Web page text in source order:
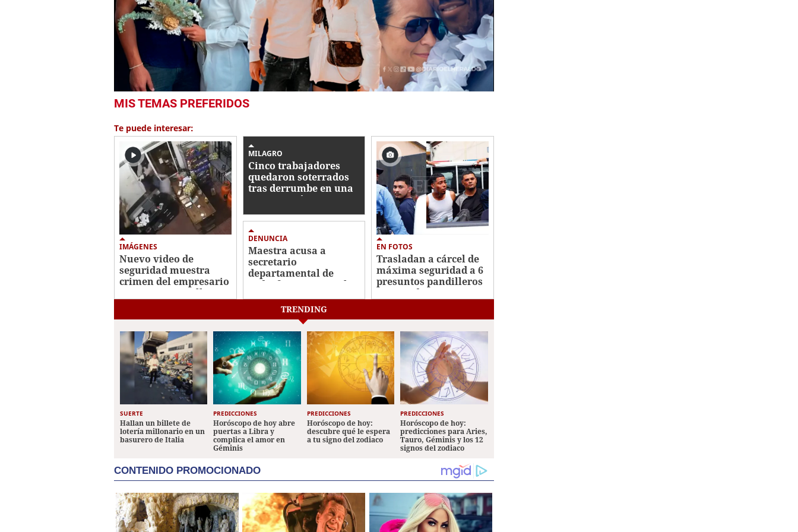
seconds
3
minutes,
secondsVolume
0%
MIS TEMAS PREFERIDOS
Te puede interesar:
IMÁGENES
Nuevo video de
seguridad muestra
crimen del empresario
Jorge Luis Castellanos
MILAGRO
Cinco trabajadores
quedaron soterrados
tras derrumbe en una
construcción en
DENUNCIA
Maestra acusa a
secretario
departamental de
pedir favores sexuales
a cambio de una plaza
EN FOTOS
Trasladan a cárcel de
máxima seguridad a 6
presuntos pandilleros
capturados en San
TRENDING
SUERTE
Hallan un billete de
lotería millonario en un
basurero de Italia
PREDICCIONES
Horóscopo de hoy abre
puertas a Libra y
complica el amor en
Géminis
PREDICCIONES
Horóscopo de hoy:
descubre qué le espera
a tu signo del zodiaco
PREDICCIONES
Horóscopo de hoy:
predicciones para Aries,
Tauro, Géminis y los 12
signos del zodiaco
CONTENIDO PROMOCIONADO